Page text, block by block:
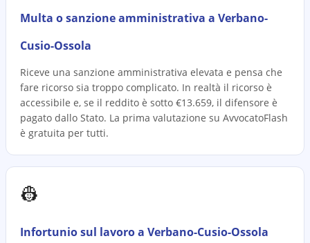
Multa o sanzione amministrativa a Verbano-
Cusio-Ossola
Riceve una sanzione amministrativa elevata e pensa che
fare ricorso sia troppo complicato. In realtà il ricorso è
accessibile e, se il reddito è sotto €13.659, il difensore è
pagato dallo Stato. La prima valutazione su AvvocatoFlash
è gratuita per tutti.
👷
Infortunio sul lavoro a Verbano-Cusio-Ossola